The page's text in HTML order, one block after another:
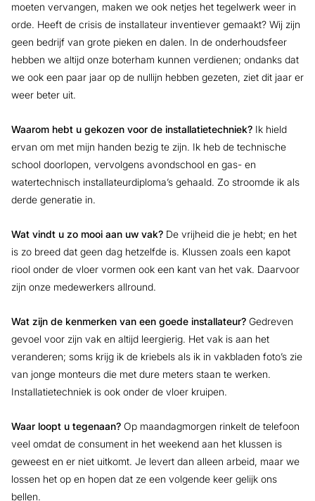
moeten vervangen, maken we ook netjes het tegelwerk weer in
orde. Heeft de crisis de installateur inventiever gemaakt? Wij zijn
geen bedrijf van grote pieken en dalen. In de onderhoudsfeer
hebben we altijd onze boterham kunnen verdienen; ondanks dat
we ook een paar jaar op de nullijn hebben gezeten, ziet dit jaar er
weer beter uit.
Waarom hebt u gekozen voor de installatietechniek? Ik hield
ervan om met mijn handen bezig te zijn. Ik heb de technische
school doorlopen, vervolgens avondschool en gas- en
watertechnisch installateurdiploma’s gehaald. Zo stroomde ik als
derde generatie in.
Wat vindt u zo mooi aan uw vak? De vrijheid die je hebt; en het
is zo breed dat geen dag hetzelfde is. Klussen zoals een kapot
riool onder de vloer vormen ook een kant van het vak. Daarvoor
zijn onze medewerkers allround.
Wat zijn de kenmerken van een goede installateur? Gedreven
gevoel voor zijn vak en altijd leergierig. Het vak is aan het
veranderen; soms krijg ik de kriebels als ik in vakbladen foto’s zie
van jonge monteurs die met dure meters staan te werken.
Installatietechniek is ook onder de vloer kruipen.
Waar loopt u tegenaan? Op maandagmorgen rinkelt de telefoon
veel omdat de consument in het weekend aan het klussen is
geweest en er niet uitkomt. Je levert dan alleen arbeid, maar we
lossen het op en hopen dat ze een volgende keer gelijk ons
bellen.